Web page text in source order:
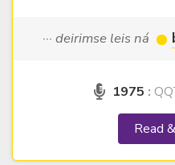
··· deirimse leis ná
1975 :
Read